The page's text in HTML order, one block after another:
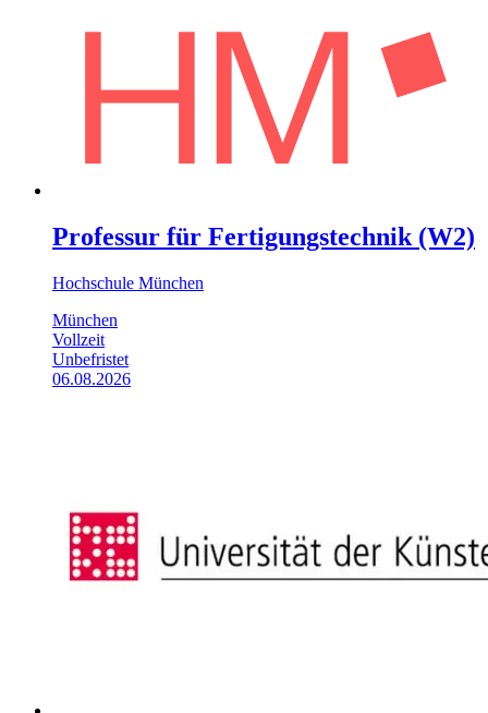
Professur für Fertigungs­technik (W2)
Hochschule München
München
Vollzeit
Unbefristet
06.08.2026